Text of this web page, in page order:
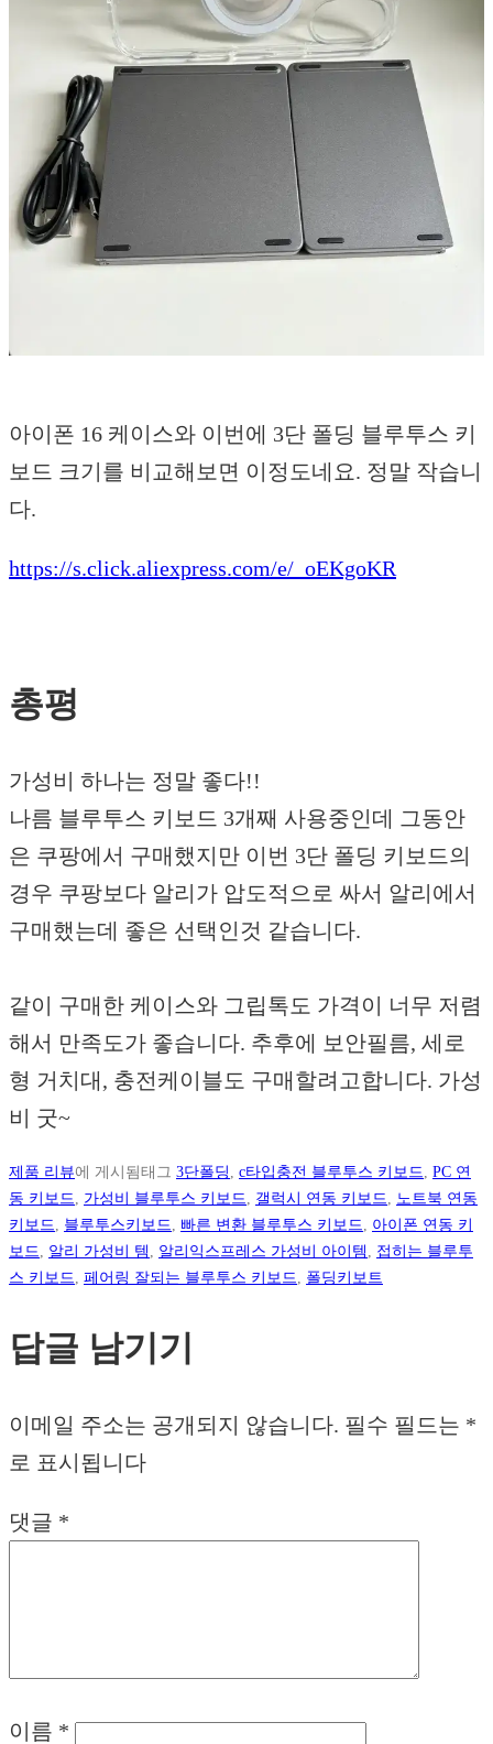
아이폰 16 케이스와 이번에 3단 폴딩 블루투스 키
보드 크기를 비교해보면 이정도네요. 정말 작습니
다.
https://s.click.aliexpress.com/e/_oEKgoKR
총평
가성비 하나는 정말 좋다!!
나름 블루투스 키보드 3개째 사용중인데 그동안
은 쿠팡에서 구매했지만 이번 3단 폴딩 키보드의
경우 쿠팡보다 알리가 압도적으로 싸서 알리에서
구매했는데 좋은 선택인것 같습니다.
같이 구매한 케이스와 그립톡도 가격이 너무 저렴
해서 만족도가 좋습니다. 추후에 보안필름, 세로
형 거치대, 충전케이블도 구매할려고합니다. 가성
비 굿~
제품 리뷰에 게시됨태그 3단폴딩 c타입충전 블루투스 키보드
PC 연
동 키보드
가성비 블루투스 키보드 갤럭시 연동 키보드
노트북 연동
키보드
블루투스키보드 빠른 변환 블루투스 키보드
아이폰 연동 키
보드
알리 가성비 템 알리익스프레스 가성비 아이템
접히는 블루투
스 키보드
페어링 잘되는 블루투스 키보드 폴딩키보트
답글 남기기
이메일 주소는 공개되지 않습니다. 필수 필드는 *
로 표시됩니다
댓글 *
이름 *